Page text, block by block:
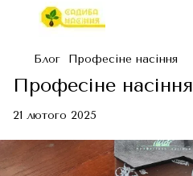
Блог Професіне насіння
Професіне насіння
21 лютого 2025